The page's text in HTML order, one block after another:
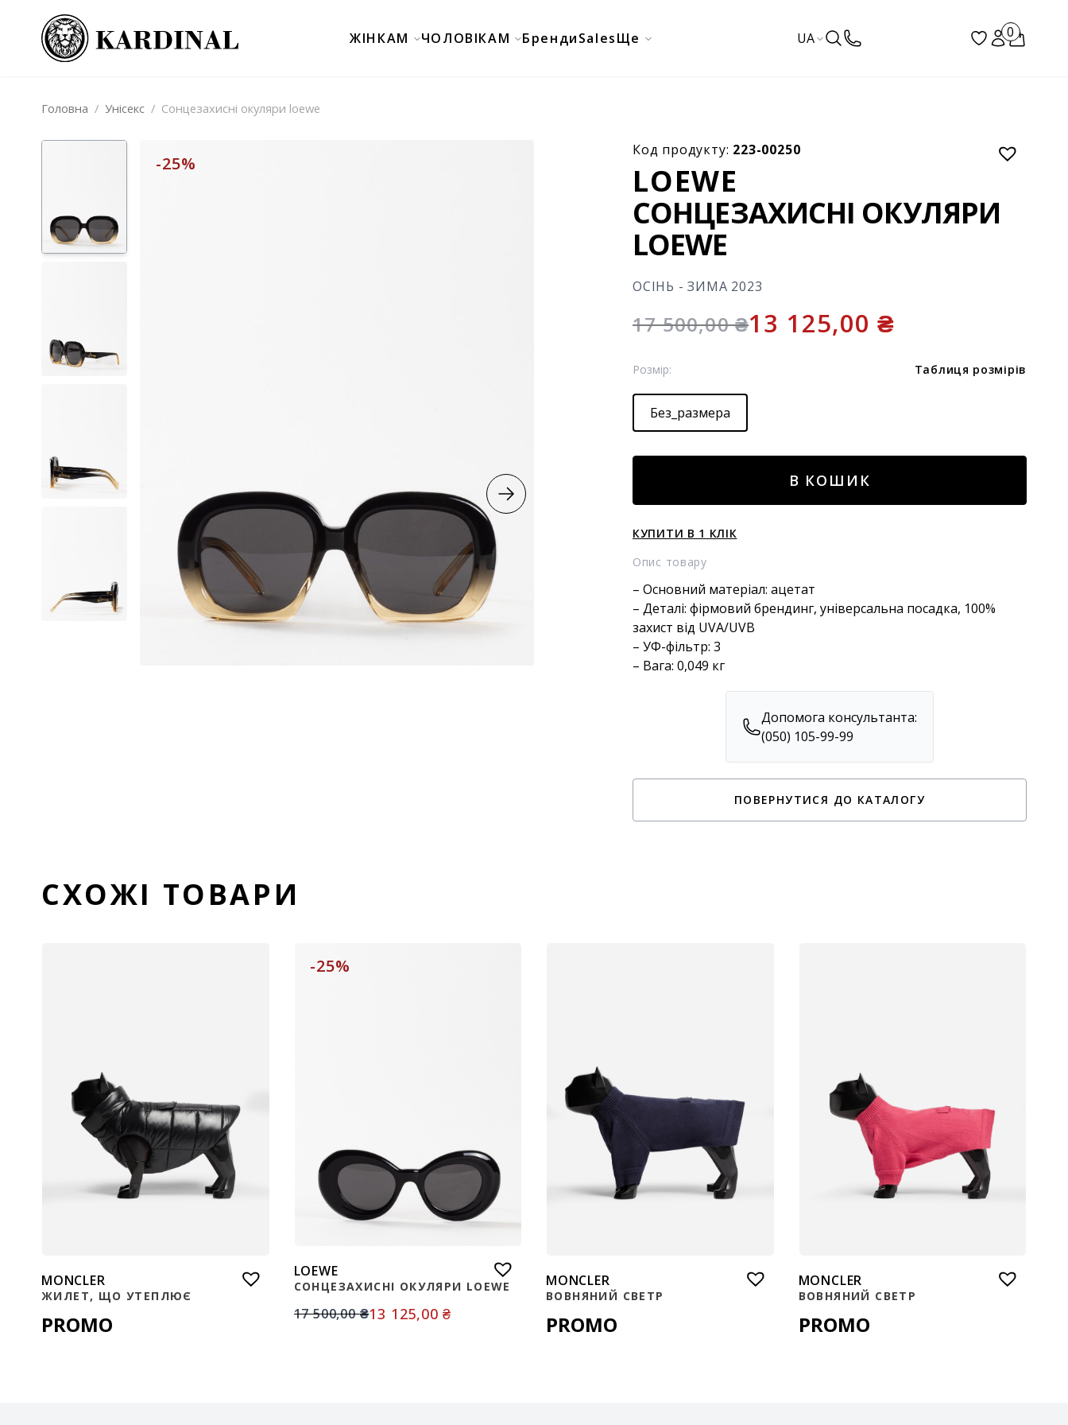
ЖІНКАМ ЧОЛОВІКАМ БрендиSalesЩе UA 0
Головна / Унісекс / Сонцезахисні окуляри loewe
-25%
ОСІНЬ - ЗИМА 2023
LOEWE
Код продукту: 223-00250
СОНЦЕЗАХИСНІ ОКУЛЯРИ
LOEWE
17 500,00₴13 125,00₴
Розмір: Таблиця розмірів
Без_размера
loewe
В КОШИК
КУПИТИ В 1 КЛІК
Опис товару
– Основний матеріал: ацетат
– Деталі: фірмовий брендинг, універсальна посадка, 100%
захист від UVA/UVB
– УФ-фільтр: 3
– Вага: 0,049 кг
Допомога консультанта:
(050) 105-99-99
ПОВЕРНУТИСЯ ДО КАТАЛОГУ
СХОЖІ ТОВАРИ
MONCLER
ЖИЛЕТ, ЩО УТЕПЛЮЄ
PROMO
-25%
LOEWE
СОНЦЕЗАХИСНІ ОКУЛЯРИ LOEWE
17 500,00₴13 125,00₴
MONCLER
ВОВНЯНИЙ СВЕТР
PROMO
MONCLER
ВОВНЯНИЙ СВЕТР
PROMO